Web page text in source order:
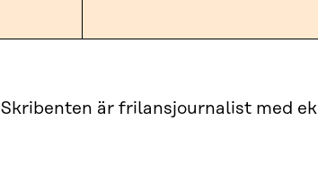
Skribenten är frilansjournalist med